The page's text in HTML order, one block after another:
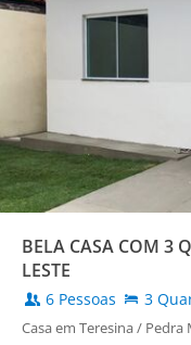
BELA CASA COM 3
LESTE
6 Pessoas 3
Casa em Teresina / Pedra